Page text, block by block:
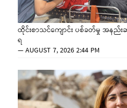
ထိုင်းစာသင်ကျောင်း ပစ်ခတ်မှု အနည်းဆုံ
ရ
—AUGUST 7, 2026 2:44 PM